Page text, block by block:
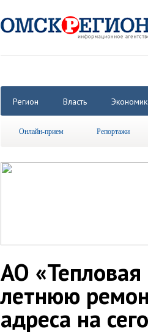
Регион Власть
Онлайн-прием Репортажи
АО
летнюю
адреса на